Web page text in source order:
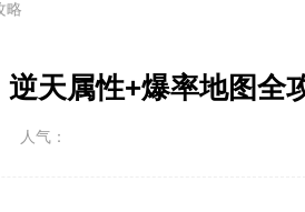
略
天属性+爆率地图全
人气：